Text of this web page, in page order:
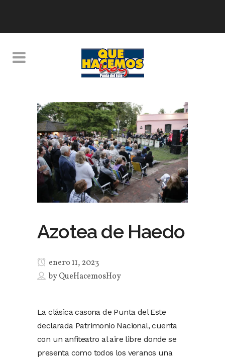
Azotea de Haedo
enero 11, 2023
byQueHacemosHoy
La clásica casona de Punta del Este
declarada Patrimonio Nacional, cuenta
con un anfiteatro al aire libre donde se
presenta como todos los veranos una